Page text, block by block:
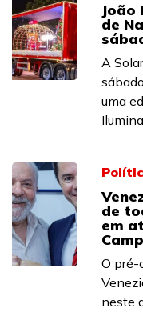
João
de
A
uma
de
em
O pré-
neste